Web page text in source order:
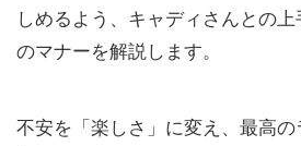
しめるよう、キャディさんとの
のマナーを解説します。
不安を「楽しさ」に変え、最高の